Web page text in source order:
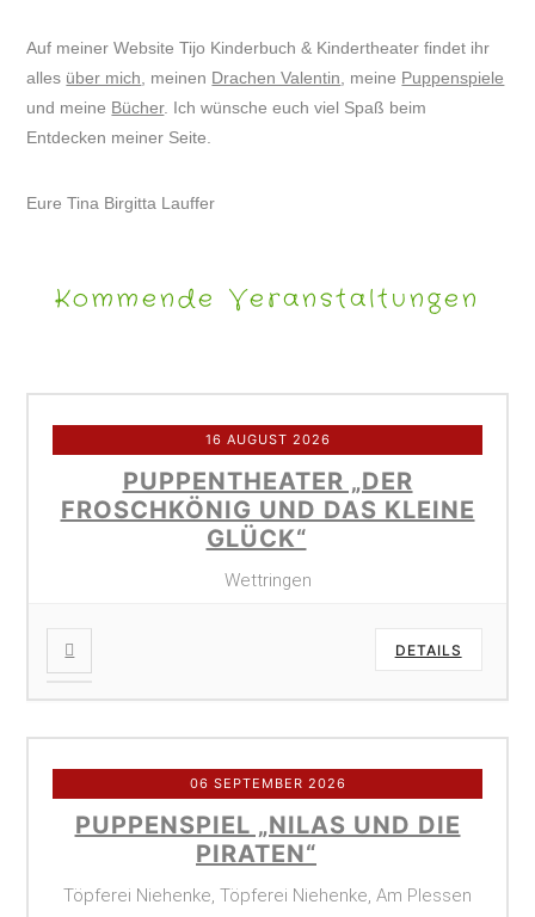
Auf meiner Website Tijo Kinderbuch & Kindertheater findet ihr
alles über mich , meinen Drachen Valentin , meine Puppenspiele
und meine Bücher. Ich wünsche euch viel Spaß beim
Entdecken meiner Seite.
Eure Tina Birgitta Lauffer
Kommende Veranstaltungen
16 AUGUST 2026
PUPPENTHEATER „DER
FROSCHKÖNIG UND DAS KLEINE
GLÜCK“
Wettringen
DETAILS
06 SEPTEMBER 2026
PUPPENSPIEL „NILAS UND DIE
PIRATEN“
Töpferei Niehenke, Töpferei Niehenke, Am Plessen